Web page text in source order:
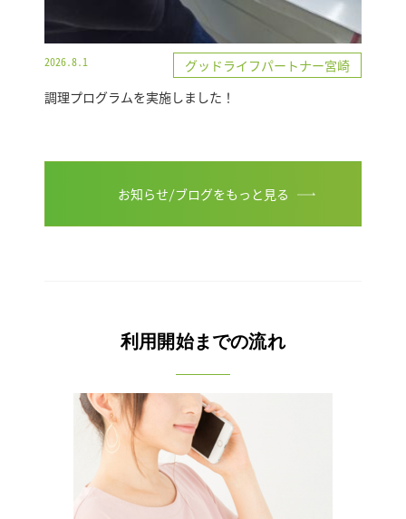
2026.8.1
グッドライフパートナー宮崎
調理プログラムを実施しました！
お知らせ/ブログをもっと見る
利用開始までの流れ